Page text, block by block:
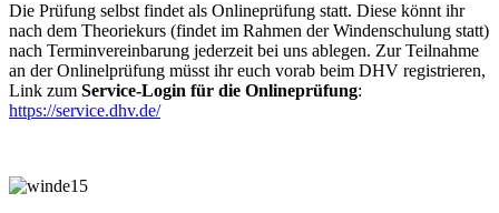
Die Prüfung selbst findet als Onlineprüfung statt. Diese könnt ihr
nach dem Theoriekurs (findet im Rahmen der Windenschulung statt)
nach Terminvereinbarung jederzeit bei uns ablegen. Zur Teilnahme
an der Onlinelprüfung müsst ihr euch vorab beim DHV registrieren,
Link zum Service-Login für die Onlineprüfung:
https://service.dhv.de/